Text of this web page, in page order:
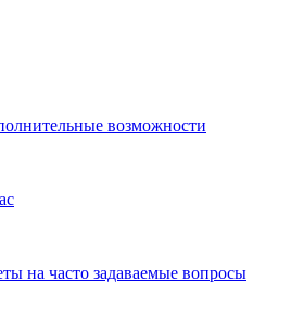
возможности
на часто задаваемые вопросы